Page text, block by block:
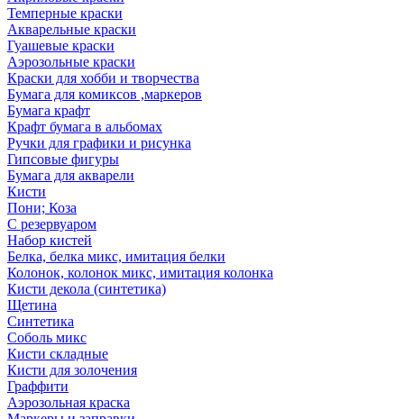
Темперные краски
Акварельные краски
Гуашевые краски
Аэрозольные краски
Краски для хобби и творчества
Бумага для комиксов ,маркеров
Бумага крафт
Крафт бумага в альбомах
Ручки для графики и рисунка
Гипсовые фигуры
Бумага для акварели
Кисти
Пони; Коза
С резервуаром
Набор кистей
Белка, белка микс, имитация белки
Колонок, колонок микс, имитация колонка
Кисти декола (синтетика)
Щетина
Синтетика
Соболь микс
Кисти складные
Кисти для золочения
Граффити
Аэрозольная краска